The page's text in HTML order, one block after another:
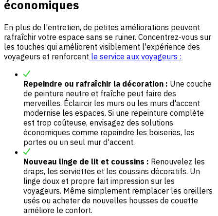
économiques
En plus de l'entretien, de petites améliorations peuvent
rafraîchir votre espace sans se ruiner. Concentrez-vous sur
les touches qui améliorent visiblement l'expérience des
voyageurs et renforcent le service aux voyageurs :
Repeindre ou rafraîchir la décoration : Une couche
de peinture neutre et fraîche peut faire des
merveilles. Éclaircir les murs ou les murs d'accent
modernise les espaces. Si une repeinture complète
est trop coûteuse, envisagez des solutions
économiques comme repeindre les boiseries, les
portes ou un seul mur d'accent.
Nouveau linge de lit et coussins : Renouvelez les
draps, les serviettes et les coussins décoratifs. Un
linge doux et propre fait impression sur les
voyageurs. Même simplement remplacer les oreillers
usés ou acheter de nouvelles housses de couette
améliore le confort.